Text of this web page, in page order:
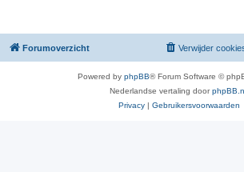
Forumoverzicht Verwijder
Powered by phpBB® Forum Software ©
Nederlandse vertaling door
Privacy | Gebruikersvoorwaarden